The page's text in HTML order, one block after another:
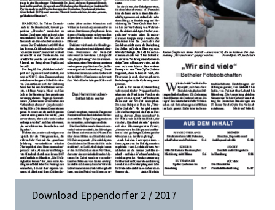
Download Eppendorfer 2 / 2017